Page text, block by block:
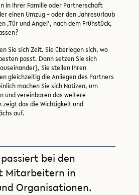
in Ihrer Familie oder Partnerschaft
einen Umzug – oder den Jahresurlaub
‚Tür und Angel‘, nach dem Frühstück,
Sie sich Zeit. Sie überlegen sich, wo
passt. Dann setzen Sie sich
Sie stellen Ihren
gleichzeitig die Anliegen des Partners
machen Sie sich Notizen, um
und vereinbaren das weitere
zeigt das die Wichtigkeit und
auf.
bei den
Mitarbeitern in
Organisationen.